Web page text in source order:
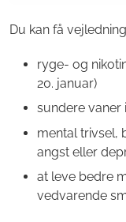
Du kan få
ryge- og
20. januar)
sundere vaner
mental trivsel,
angst eller
at leve bedre
vedvarende